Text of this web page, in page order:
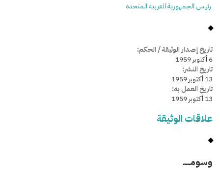
رئيس الجمهورية العربية المتحدة
تاريخ إصدار الوثيقة / الحكم:
6 أكتوبر 1959
تاريخ النشر:
13 أكتوبر 1959
تاريخ العمل به:
13 أكتوبر 1959
علاقات الوثيقة
وسومـــــ